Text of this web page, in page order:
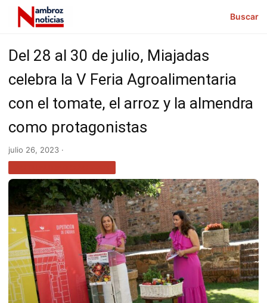
Buscar
Del 28 al 30 de julio, Miajadas
celebra la V Feria Agroalimentaria
con el tomate, el arroz y la almendra
como protagonistas
julio 26, 2023 ·